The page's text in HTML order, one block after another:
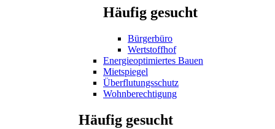
Häufig gesucht
Bürgerbüro
Wertstoffhof
Energieoptimiertes Bauen
Mietspiegel
Überflutungsschutz
Wohnberechtigung
Häufig gesucht